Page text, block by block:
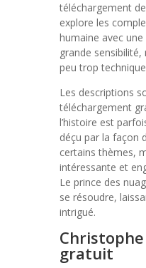
téléchargement
explore les
humaine avec
grande
peu trop
Les descriptions
téléchargement
l’histoire est
déçu par la façon
certains thèmes,
intéressante et
Le prince des
se résoudre,
intrigué.
gratuit